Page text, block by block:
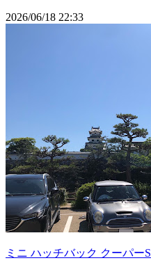
2026/06/18 22:33
ミニ ハッチバック クーパーS